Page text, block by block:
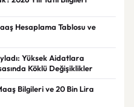
Hesaplama Tablosu ve
Yüksek Aidatlara
Köklü Değişiklikler
Bilgileri ve 20 Bin Lira